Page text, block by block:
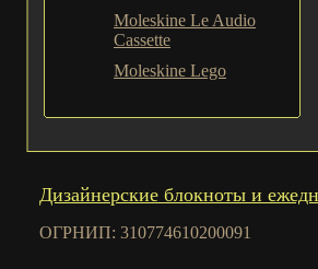
Moleskine Le Audio
Cassette
Moleskine Lego
Дизайнерские блокноты и
ОГРНИП: 310774610200091